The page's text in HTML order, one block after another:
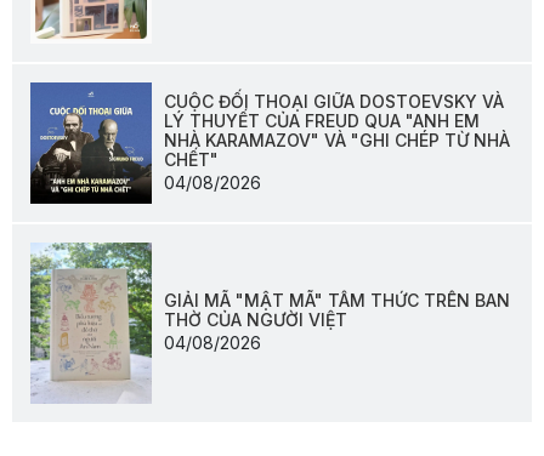
CUỘC ĐỐI THOẠI GIỮA DOSTOEVSKY VÀ
LÝ THUYẾT CỦA FREUD QUA "ANH EM
NHÀ KARAMAZOV" VÀ "GHI CHÉP TỪ NHÀ
CHẾT"
04/08/2026
GIẢI MÃ "MẬT MÃ" TÂM THỨC TRÊN BAN
THỜ CỦA NGƯỜI VIỆT
04/08/2026